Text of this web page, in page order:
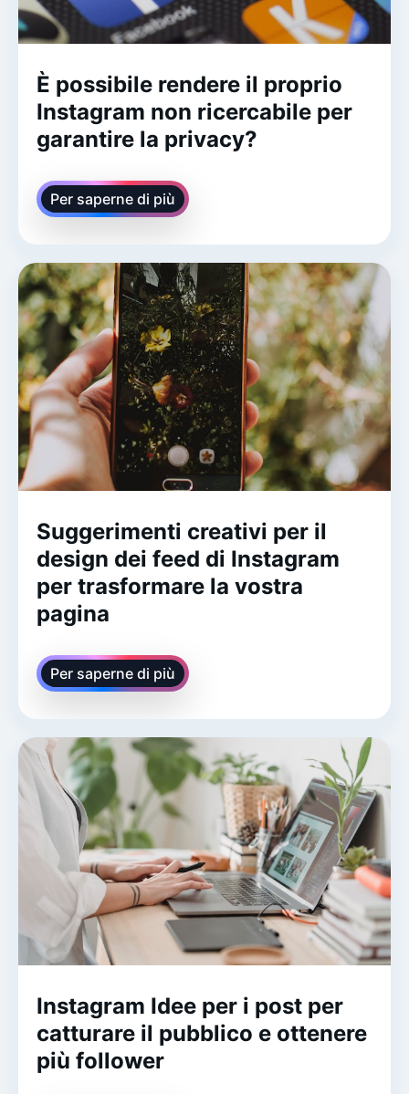
È possibile rendere il proprio
Instagram non ricercabile per
garantire la privacy?
Per saperne di più
Suggerimenti creativi per il
design dei feed di Instagram
per trasformare la vostra
pagina
Per saperne di più
Instagram Idee per i post per
catturare il pubblico e ottenere
più follower